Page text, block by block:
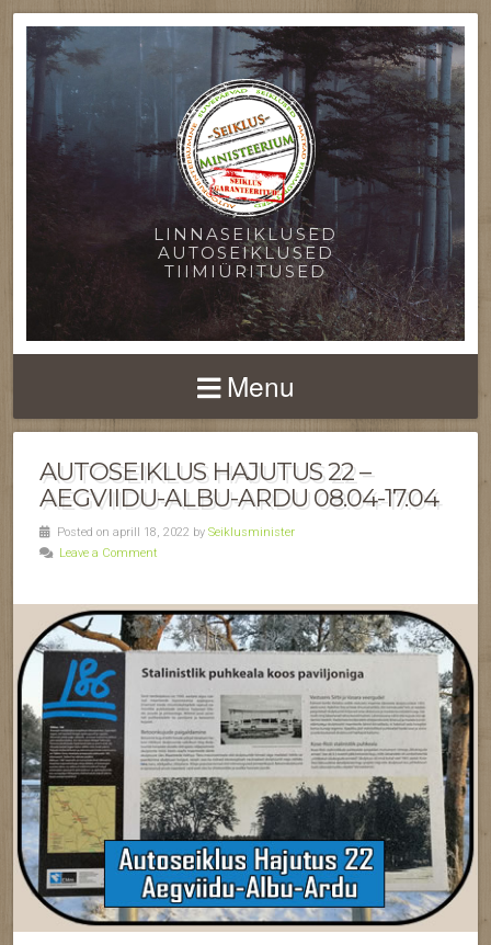
LINNASEIKLUSED
AUTOSEIKLUSED
TIIMIÜRITUSED
Menu
AUTOSEIKLUS HAJUTUS 22 –
AEGVIIDU-ALBU-ARDU 08.04-17.04
Posted on aprill 18, 2022 by Seiklusminister
Leave a Comment